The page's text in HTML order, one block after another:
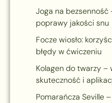
Joga na
poprawy jakości snu
Focze wiosło:
błędy w ćwiczeniu
Kolagen do twarzy –
skuteczność i
Pomarańcza Seville